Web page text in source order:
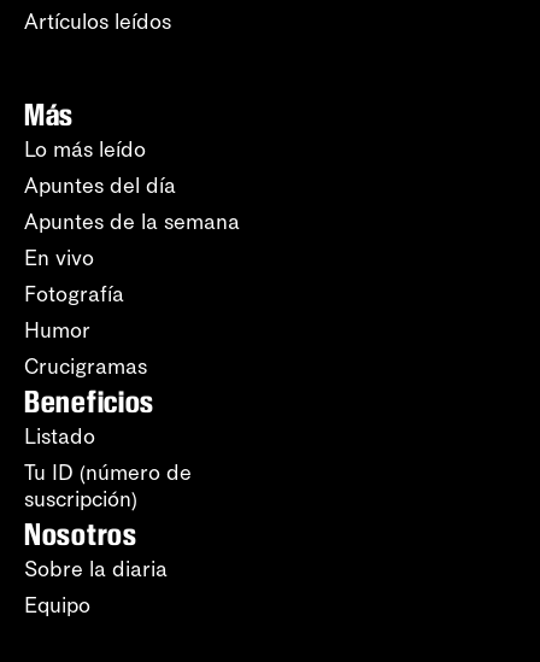
Artículos leídos
Más
Lo más leído
Apuntes del día
Apuntes de la semana
En vivo
Fotografía
Humor
Crucigramas
Beneficios
Listado
Tu ID (número de
suscripción)
Nosotros
Sobre la diaria
Equipo